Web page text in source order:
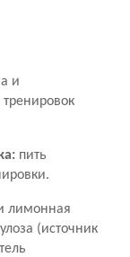
и
пить
лимонная
(источник